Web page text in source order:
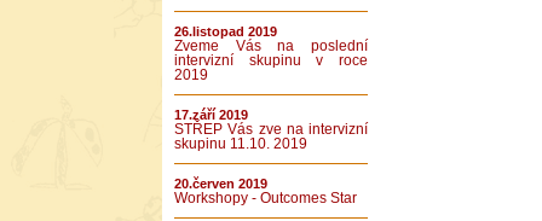
26.listopad 2019
Zveme Vás na poslední
intervizní skupinu v roce
2019
17.září 2019
STŘEP Vás zve na intervizní
skupinu 11.10. 2019
20.červen 2019
Workshopy - Outcomes Star